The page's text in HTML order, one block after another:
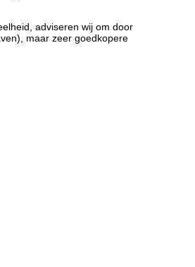
adviseren wij om door
maar zeer goedkopere